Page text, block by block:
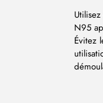
N95
Évitez